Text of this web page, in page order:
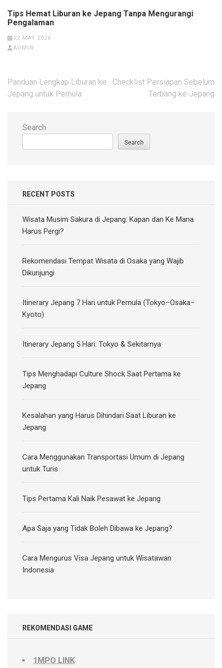
Tips Hemat Liburan ke Jepang Tanpa Mengurangi
Pengalaman
22 MAY 2026
ADMIN
Post
navigation
Panduan Lengkap Liburan ke
Jepang untuk Pemula
Checklist Persiapan Sebelum
Terbang ke Jepang
Search
Search
RECENT POSTS
Wisata Musim Sakura di Jepang: Kapan dan Ke Mana
Harus Pergi?
Rekomendasi Tempat Wisata di Osaka yang Wajib
Dikunjungi
Itinerary Jepang 7 Hari untuk Pemula (Tokyo–Osaka–
Kyoto)
Itinerary Jepang 5 Hari: Tokyo & Sekitarnya
Tips Menghadapi Culture Shock Saat Pertama ke
Jepang
Kesalahan yang Harus Dihindari Saat Liburan ke
Jepang
Cara Menggunakan Transportasi Umum di Jepang
untuk Turis
Tips Pertama Kali Naik Pesawat ke Jepang
Apa Saja yang Tidak Boleh Dibawa ke Jepang?
Cara Mengurus Visa Jepang untuk Wisatawan
Indonesia
REKOMENDASI GAME
1MPO LINK